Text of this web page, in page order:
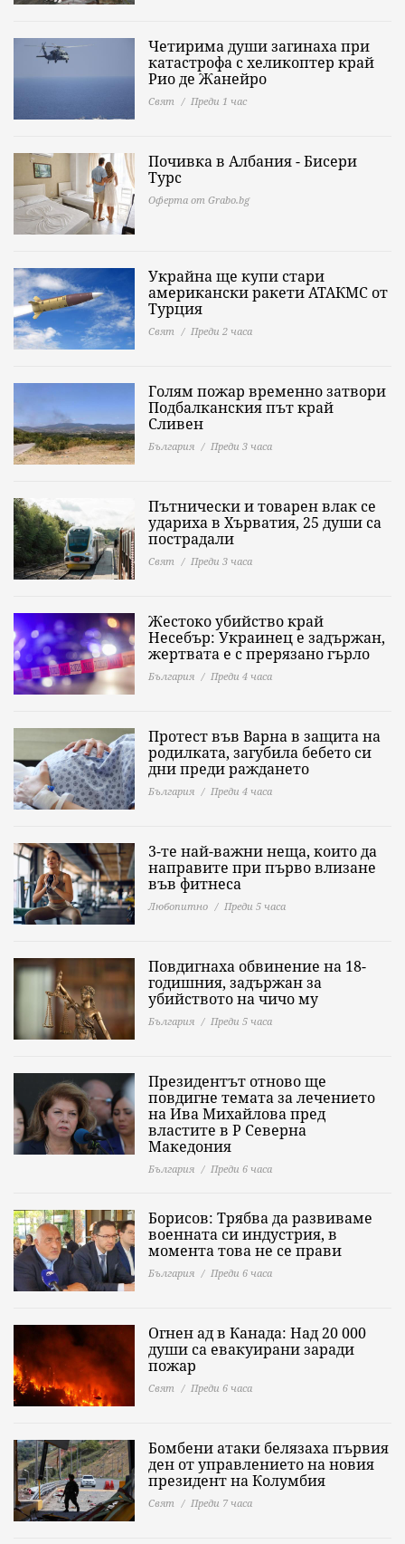
Четирима души загинаха при
катастрофа с хеликоптер край
Рио де Жанейро
Свят Преди 1 час
Почивка в Албания - Бисери
Турс
Оферта от Grabo.bg
Украйна ще купи стари
американски ракети АТАКМС от
Турция
Свят Преди 2 часа
Голям пожар временно затвори
Подбалканския път край
Сливен
България Преди 3 часа
Пътнически и товарен влак се
удариха в Хърватия, 25 души са
пострадали
Свят Преди 3 часа
Жестоко убийство край
Несебър: Украинец е задържан,
жертвата е с прерязано гърло
България Преди 4 часа
Протест във Варна в защита на
родилката, загубила бебето си
дни преди раждането
България Преди 4 часа
3-те най-важни неща, които да
направите при първо влизане
във фитнеса
Любопитно Преди 5 часа
Повдигнаха обвинение на 18-
годишния, задържан за
убийството на чичо му
България Преди 5 часа
Президентът отново ще
повдигне темата за лечението
на Ива Михайлова пред
властите в Р Северна
Македония
България Преди 6 часа
Борисов: Трябва да развиваме
военната си индустрия, в
момента това не се прави
България Преди 6 часа
Огнен ад в Канада: Над 20 000
души са евакуирани заради
пожар
Свят Преди 6 часа
Бомбени атаки белязаха първия
ден от управлението на новия
президент на Колумбия
Свят Преди 7 часа